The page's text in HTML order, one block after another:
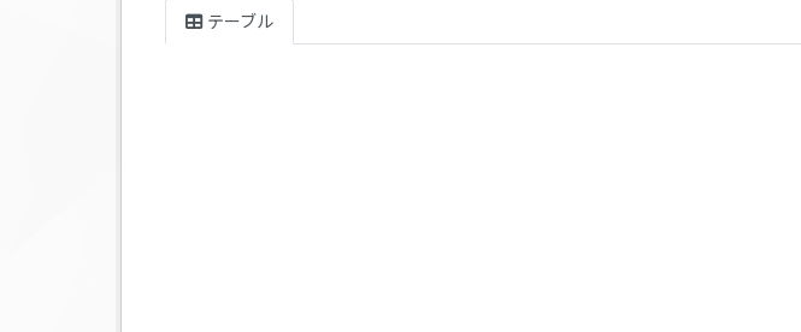
テーブル